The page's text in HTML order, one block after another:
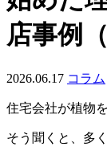
店事例（
2026.06.17 コラム
住宅会社が植物
そう聞くと、多